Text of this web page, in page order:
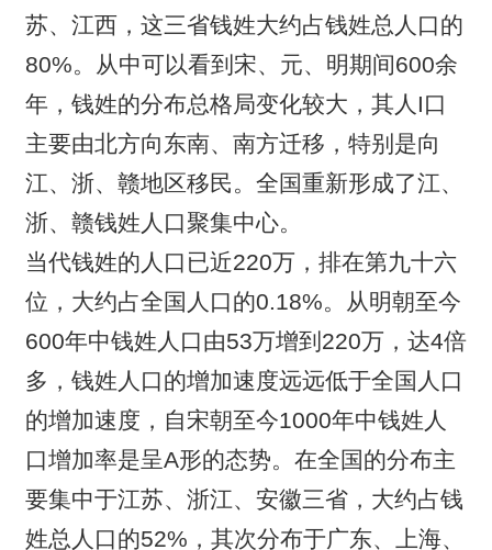
苏、江西，这三省钱姓大约占钱姓总人口的
80%。从中可以看到宋、元、明期间600余
年，钱姓的分布总格局变化较大，其人I口
主要由北方向东南、南方迁移，特别是向
江、浙、赣地区移民。全国重新形成了江、
浙、赣钱姓人口聚集中心。
当代钱姓的人口已近220万，排在第九十六
位，大约占全国人口的0.18%。从明朝至今
600年中钱姓人口由53万增到220万，达4倍
多，钱姓人口的增加速度远远低于全国人口
的增加速度，自宋朝至今1000年中钱姓人
口增加率是呈A形的态势。在全国的分布主
要集中于江苏、浙江、安徽三省，大约占钱
姓总人口的52%，其次分布于广东、上海、